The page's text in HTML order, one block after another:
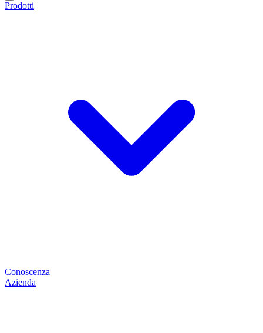
Prodotti
Conoscenza
Azienda